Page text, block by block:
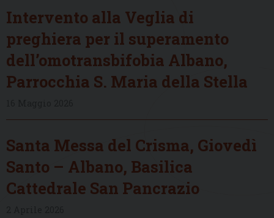
Intervento alla Veglia di
preghiera per il superamento
dell’omotransbifobia Albano,
Parrocchia S. Maria della Stella
Santa Messa del Crisma, Giovedì
Santo – Albano, Basilica
Cattedrale San Pancrazio